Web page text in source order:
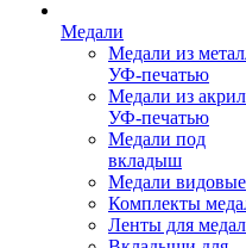
Медали
Медали из
УФ-печатью
Медали из
УФ-печатью
Медали под
вкладыш
Медали видовые
Комплекты
Ленты для